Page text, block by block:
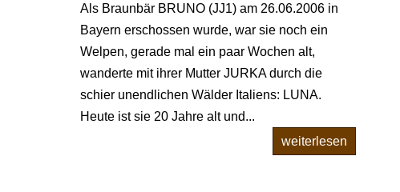
Als Braunbär BRUNO (JJ1) am 26.06.2006 in
Bayern erschossen wurde, war sie noch ein
Welpen, gerade mal ein paar Wochen alt,
wanderte mit ihrer Mutter JURKA durch die
schier unendlichen Wälder Italiens: LUNA.
Heute ist sie 20 Jahre alt und...
weiterlesen